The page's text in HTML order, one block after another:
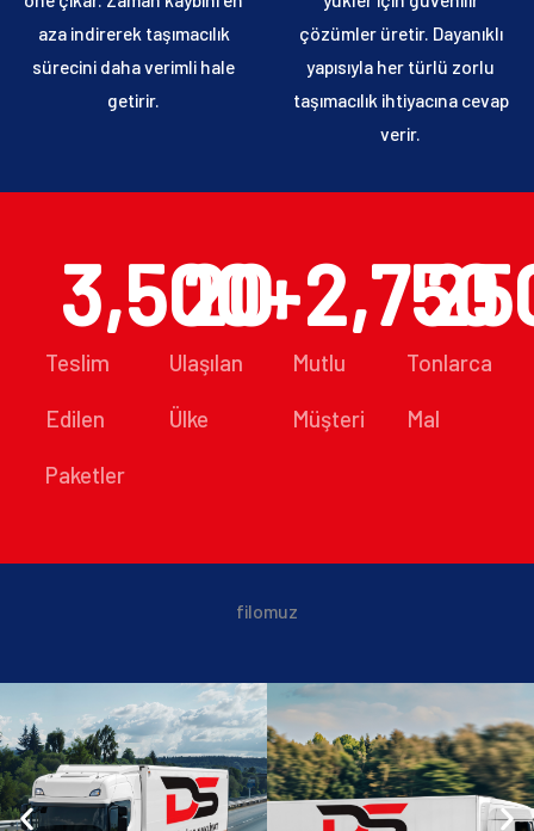
aza indirerek taşımacılık
sürecini daha verimli hale
getirir.
çözümler üretir. Dayanıklı
yapısıyla her türlü zorlu
taşımacılık ihtiyacına cevap
verir.
Teslim
Edilen
Paketler
3,500+
Ulaşılan
Ülke
20
Mutlu
Müşteri
2,750
Tonlarca
Mal
filomuz